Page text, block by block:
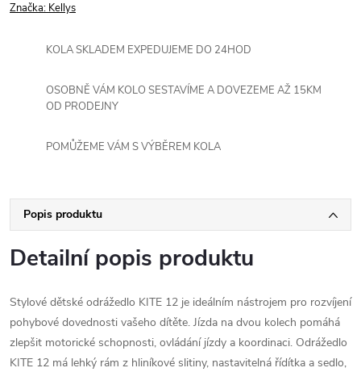
Značka: Kellys
KOLA SKLADEM EXPEDUJEME DO 24HOD
OSOBNĚ VÁM KOLO SESTAVÍME A DOVEZEME AŽ 15KM
OD PRODEJNY
POMŮŽEME VÁM S VÝBĚREM KOLA
Popis produktu
Detailní popis produktu
Stylové dětské odrážedlo KITE 12 je ideálním nástrojem pro rozvíjení
pohybové dovednosti vašeho dítěte. Jízda na dvou kolech pomáhá
zlepšit motorické schopnosti, ovládání jízdy a koordinaci. Odrážedlo
KITE 12 má lehký rám z hliníkové slitiny, nastavitelná řídítka a sedlo,